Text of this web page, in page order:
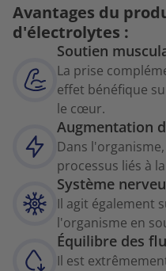
Avantages du
d'électrolytes :
Soutien
La prise
effet bénéfique
le cœur.
Augmentation
Dans
processus liés à
Système
Il agit également
l'organisme en
Équilibre des
Il est